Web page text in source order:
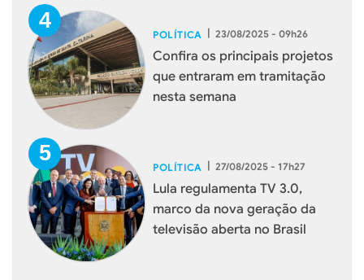
POLÍTICA | 23/08/2025 - 09h26
Confira os principais projetos
que entraram em tramitação
nesta semana
POLÍTICA | 27/08/2025 - 17h27
Lula regulamenta TV 3.0,
marco da nova geração da
televisão aberta no Brasil